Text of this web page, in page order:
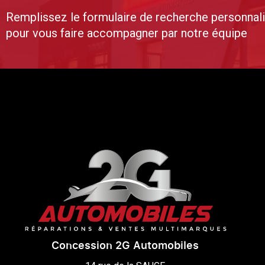
Remplissez le formulaire de recherche
pour vous faire accompagner par notre équipe
Concession 2G Automobiles